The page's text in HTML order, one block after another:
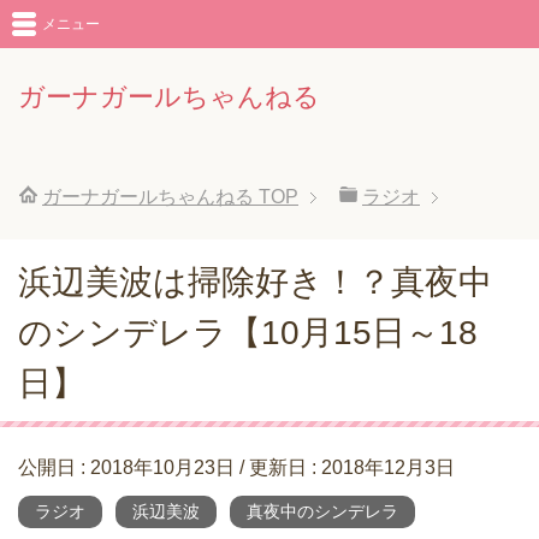
ガーナガールちゃんねる
メニュー
ガーナガールちゃんねる TOP ラジオ
浜辺美波は掃除好き！？真夜中
のシンデレラ【10月15日～18
日】
公開日 : 2018年10月23日 / 更新日 : 2018年12月3日
ラジオ 浜辺美波 真夜中のシンデレラ